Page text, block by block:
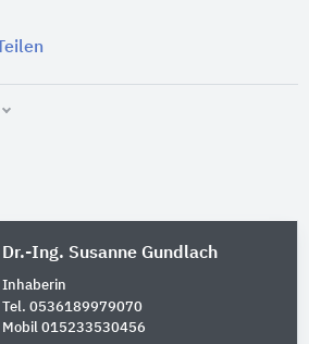
Teilen
Dr.-Ing. Susanne Gundlach
Inhaberin
Tel. 0536189979070
Mobil 015233530456